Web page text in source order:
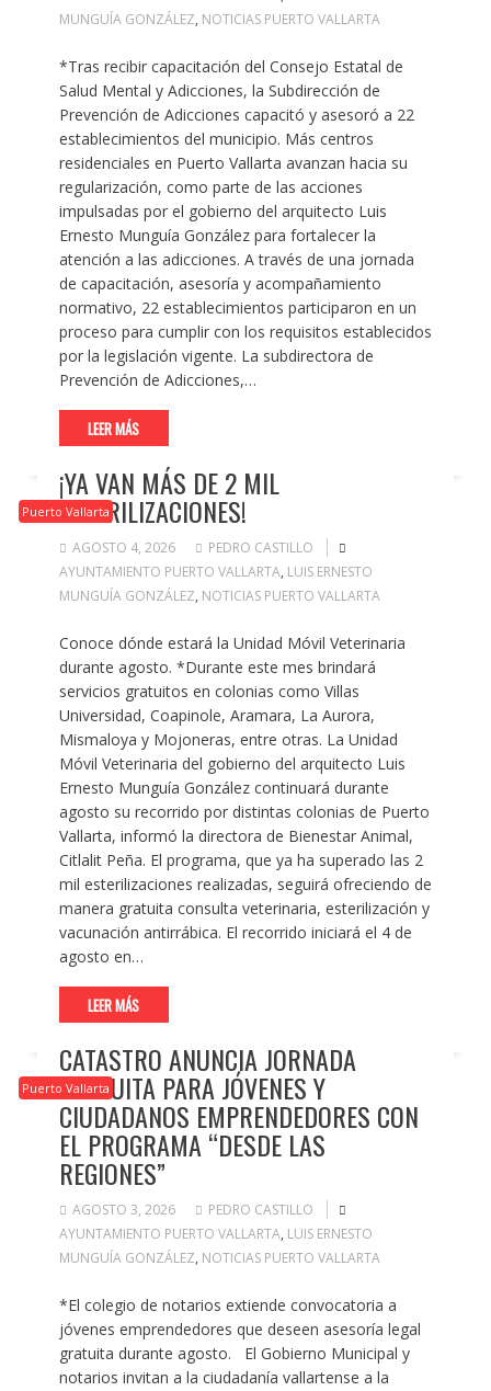
MUNGUÍA GONZÁLEZ, NOTICIAS PUERTO VALLARTA
*Tras recibir capacitación del Consejo Estatal de
Salud Mental y Adicciones, la Subdirección de
Prevención de Adicciones capacitó y asesoró a 22
establecimientos del municipio. Más centros
residenciales en Puerto Vallarta avanzan hacia su
regularización, como parte de las acciones
impulsadas por el gobierno del arquitecto Luis
Ernesto Munguía González para fortalecer la
atención a las adicciones. A través de una jornada
de capacitación, asesoría y acompañamiento
normativo, 22 establecimientos participaron en un
proceso para cumplir con los requisitos establecidos
por la legislación vigente. La subdirectora de
Prevención de Adicciones,…
LEER MÁS
Puerto Vallarta
¡YA VAN MÁS DE 2 MIL
ESTERILIZACIONES!
AGOSTO 4, 2026
PEDRO CASTILLO
AYUNTAMIENTO PUERTO VALLARTA, LUIS ERNESTO
MUNGUÍA GONZÁLEZ, NOTICIAS PUERTO VALLARTA
Conoce dónde estará la Unidad Móvil Veterinaria
durante agosto. *Durante este mes brindará
servicios gratuitos en colonias como Villas
Universidad, Coapinole, Aramara, La Aurora,
Mismaloya y Mojoneras, entre otras. La Unidad
Móvil Veterinaria del gobierno del arquitecto Luis
Ernesto Munguía González continuará durante
agosto su recorrido por distintas colonias de Puerto
Vallarta, informó la directora de Bienestar Animal,
Citlalit Peña. El programa, que ya ha superado las 2
mil esterilizaciones realizadas, seguirá ofreciendo de
manera gratuita consulta veterinaria, esterilización y
vacunación antirrábica. El recorrido iniciará el 4 de
agosto en…
LEER MÁS
Puerto Vallarta
CATASTRO ANUNCIA JORNADA
GRATUITA PARA JÓVENES Y
CIUDADANOS EMPRENDEDORES CON
EL PROGRAMA “DESDE LAS
REGIONES”
AGOSTO 3, 2026
PEDRO CASTILLO
AYUNTAMIENTO PUERTO VALLARTA, LUIS ERNESTO
MUNGUÍA GONZÁLEZ, NOTICIAS PUERTO VALLARTA
*El colegio de notarios extiende convocatoria a
jóvenes emprendedores que deseen asesoría legal
gratuita durante agosto. El Gobierno Municipal y
notarios invitan a la ciudadanía vallartense a la